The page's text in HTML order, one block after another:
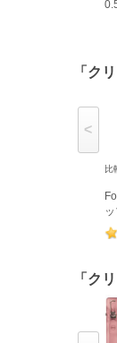
「ク
比
<
「ク